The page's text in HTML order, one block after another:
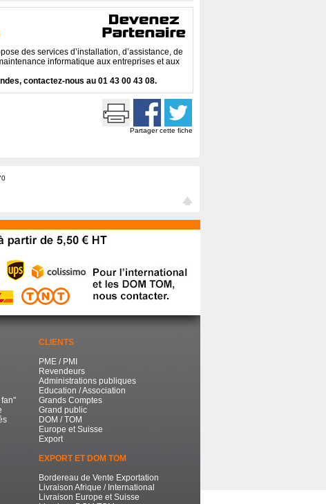
des services d’installation, d’assistance, de
informatique aux entreprises et aux
contactez-nous au 01 43 00 43 08.
Partager cette fiche
CLIENTS
PME / PMI
Revendeurs
Administrations publiques
Education / Association
Grands Comptes
Grand public
DOM / TOM
Europe et Suisse
Export
EXPORT ET DOM TOM
Bordereau de Vente Exportation
Livraison Afrique / International
Livraison Europe et Suisse